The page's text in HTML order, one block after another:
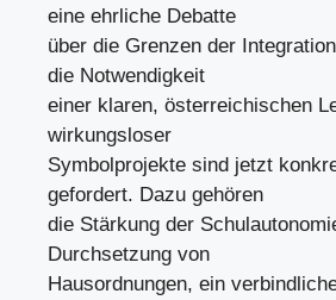
eine ehrliche Debatte
über die Grenzen der
die Notwendigkeit
einer klaren, österreichischen
wirkungsloser
Symbolprojekte sind jetzt
gefordert. Dazu gehören
die Stärkung der
Durchsetzung von
Hausordnungen, ein